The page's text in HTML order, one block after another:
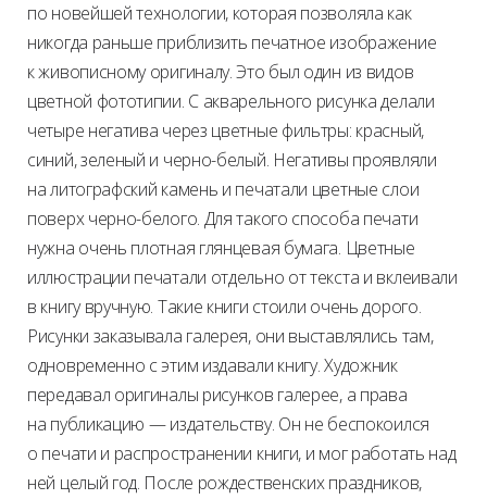
по новейшей технологии, которая позволяла как
никогда раньше приблизить печатное изображение
к живописному оригиналу. Это был один из видов
цветной фототипии. С акварельного рисунка делали
четыре негатива через цветные фильтры: красный,
синий, зеленый и черно-белый. Негативы проявляли
на литографский камень и печатали цветные слои
поверх черно-белого. Для такого способа печати
нужна очень плотная глянцевая бумага. Цветные
иллюстрации печатали отдельно от текста и вклеивали
в книгу вручную. Такие книги стоили очень дорого.
Рисунки заказывала галерея, они выставлялись там,
одновременно с этим издавали книгу. Художник
передавал оригиналы рисунков галерее, а права
на публикацию — издательству. Он не беспокоился
о печати и распространении книги, и мог работать над
ней целый год. После рождественских праздников,